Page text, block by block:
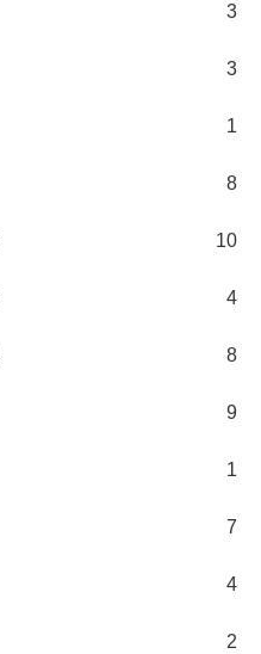
3
3
1
8
10
4
8
9
1
7
4
2